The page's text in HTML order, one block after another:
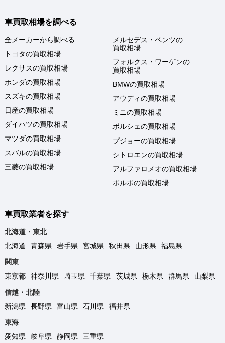
車買取相場を調べる
全メーカーから調べる
トヨタの買取相場
レクサスの買取相場
ホンダの買取相場
スズキの買取相場
日産の買取相場
ダイハツの買取相場
マツダの買取相場
スバルの買取相場
三菱の買取相場
メルセデス・ベンツの
買取相場
フォルクス・ワーゲンの
買取相場
BMWの買取相場
アウディの買取相場
ミニの買取相場
ポルシェの買取相場
プジョーの買取相場
シトロエンの買取相場
アルファロメオの買取相場
ボルボの買取相場
車買取業者を探す
北海道・東北
北海道
青森県 岩手県 宮城県 秋田県 山形県
福島県
関東
東京都
神奈川県 埼玉県 千葉県 茨城県 栃木県 群馬県
山梨県
信越・北陸
新潟県
長野県 富山県 石川県
福井県
東海
愛知県
岐阜県 静岡県
三重県